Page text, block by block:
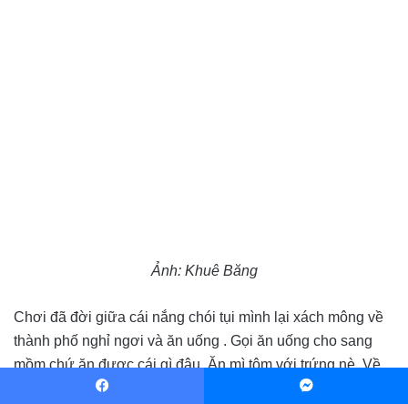
Ảnh: Khuê Băng
Chơi đã đời giữa cái nắng chói tụi mình lại xách mông về
thành phố nghỉ ngơi và ăn uống . Gọi ăn uống cho sang
mồm chứ ăn được cái gì đâu. Ăn mì tôm với trứng nè. Về
nghỉ ngơi xong 17h tụi mình ghé Làng Văn Hoá Du Lịch –